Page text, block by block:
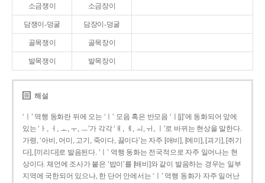
소금쟁이 소금장이
담쟁이-덩굴 담장이-덩굴
골목쟁이 골목장이
발목쟁이 발목장이
해설
‘ㅣ’ 역행 동화란 뒤에 오는 ‘ㅣ’ 모음 혹은 반모음 ‘ㅣ[j]’에 동화되어 앞에
있는 ‘ㅏ, ㅓ, ㅗ, ㅜ, ㅡ’가 각각 ‘ㅐ, ㅔ, ㅚ, ㅟ, ㅣ’로 바뀌는 현상을 말한다.
가령, ‘아비, 어미, 고기, 죽이다, 끓이다’는 자주 [애비], [에미], [괴기], [쥐기
다], [끼리다]로 발음된다. ‘ㅣ’ 역행 동화는 전국적으로 자주 일어나는 현
상이다. 체언에 조사가 붙은 ‘밥이’를 [배비]와 같이 발음하는 경우는 일부
지역에 국한되어 있으나, 한 단어 안에서는 ‘ㅣ’ 역행 동화가 자주 일어난